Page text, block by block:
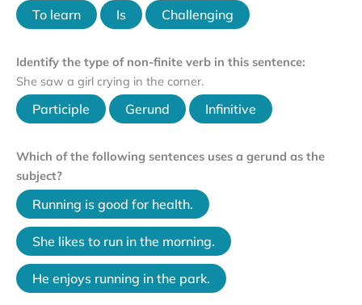
To learn Is Challenging
Identify the type of non-finite verb in this sentence:
She saw a girl crying in the corner.
Participle Gerund Infinitive
Which of the following sentences uses a gerund as the
subject?
Running is good for health.
She likes to run in the morning.
He enjoys running in the park.